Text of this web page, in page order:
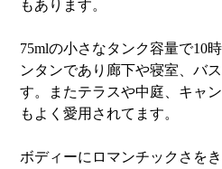
もあります。
75mlの小さなタンク容量で10
ンタンであり廊下や寝室、バ
す。またテラスや中庭、キャ
もよく愛用されてます。
ボディーにロマンチックさを